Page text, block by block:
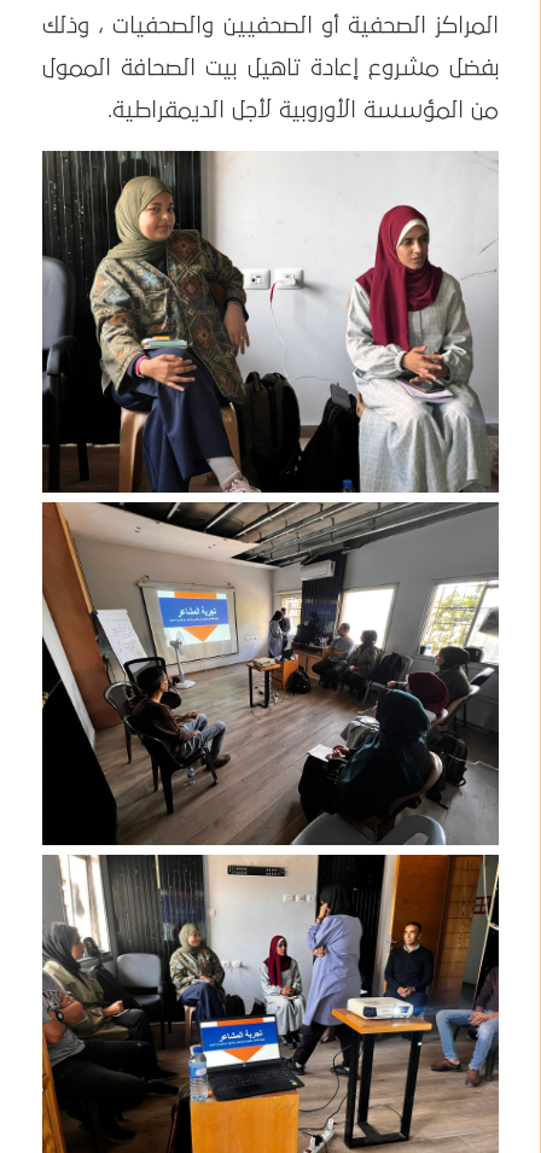
المراكز الصحفية أو الصحفيين والصحفيات ، وذلك
بفضل مشروع إعادة تاهيل بيت الصحافة الممول
من المؤسسة الأوروبية لأجل الديمقراطية.